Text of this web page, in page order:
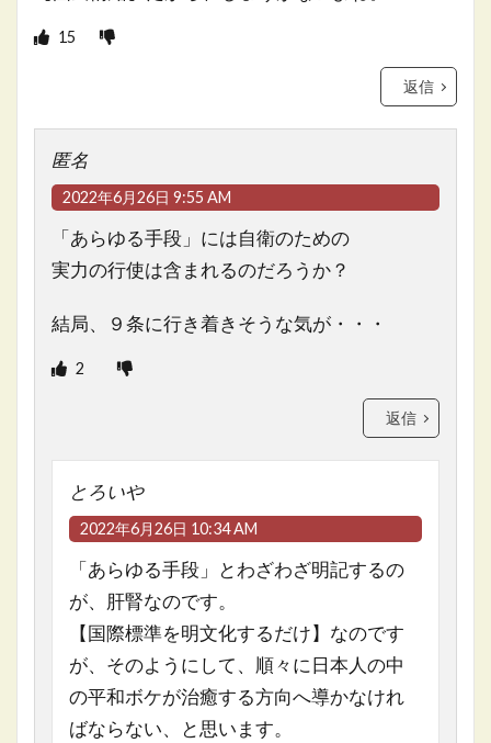
15
返信
匿名
2022年6月26日 9:55 AM
「あらゆる手段」には自衛のための
実力の行使は含まれるのだろうか？
結局、９条に行き着きそうな気が・・・
2
返信
とろいや
2022年6月26日 10:34 AM
「あらゆる手段」とわざわざ明記するの
が、肝腎なのです。
【国際標準を明文化するだけ】なのです
が、そのようにして、順々に日本人の中
の平和ボケが治癒する方向へ導かなけれ
ばならない、と思います。